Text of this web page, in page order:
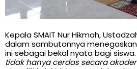
Kepala SMAIT Nur Hikmah,
dalam sambutannya
ini sebagai bekal nyata bagi siswa.
tidak hanya cerdas secara